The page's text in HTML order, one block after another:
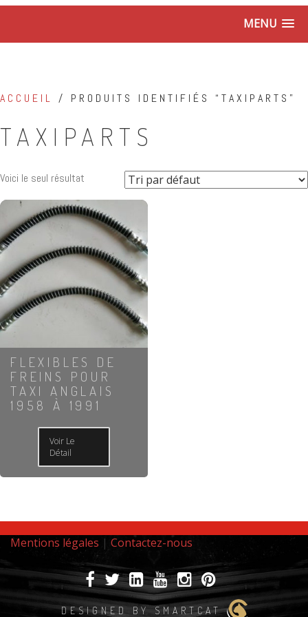
MENU
ACCUEIL / PRODUITS IDENTIFIÉS “TAXIPARTS”
TAXIPARTS
Voici le seul résultat
FLEXIBLES DE
FREINS POUR
TAXI ANGLAIS
1958 À 1991
Voir Le
Détail
Mentions légales | Contactez-nous
DESIGNED BY SMARTCAT